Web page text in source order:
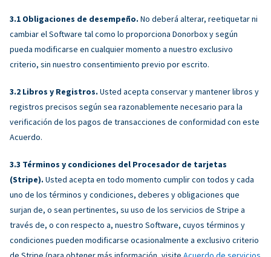
Obligaciones de desempeño. No deberá alterar, reetiquetar ni
cambiar el Software tal como lo proporciona Donorbox y según
pueda modificarse en cualquier momento a nuestro exclusivo
criterio, sin nuestro consentimiento previo por escrito.
Libros y Registros. Usted acepta conservar y mantener libros y
registros precisos según sea razonablemente necesario para la
verificación de los pagos de transacciones de conformidad con este
Acuerdo.
Términos y condiciones del Procesador de tarjetas
(Stripe). Usted acepta en todo momento cumplir con todos y cada
uno de los términos y condiciones, deberes y obligaciones que
surjan de, o sean pertinentes, su uso de los servicios de Stripe a
través de, o con respecto a, nuestro Software, cuyos términos y
condiciones pueden modificarse ocasionalmente a exclusivo criterio